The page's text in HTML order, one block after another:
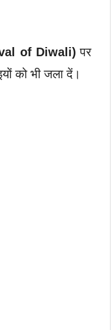
of Diwali) पर
को भी जला दें।